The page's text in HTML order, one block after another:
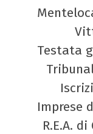
Testata
Imprese
R.E.A.